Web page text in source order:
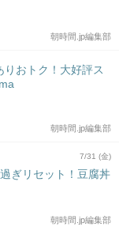
朝時間.jp編集部
りおトク！大好評ス
朝時間.jp編集部
7/31 (金)
ぎリセット！豆腐丼
朝時間.jp編集部